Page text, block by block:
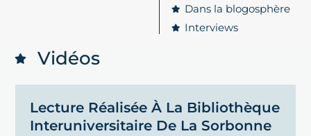
Dans la blogosphère
Interviews
Vidéos
Lecture Réalisée À La Bibliothèque
Interuniversitaire De La Sorbonne